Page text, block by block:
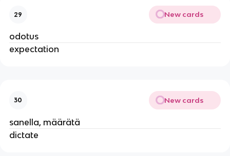
29 New cards
odotus
expectation
30 New cards
sanella, määrätä
dictate